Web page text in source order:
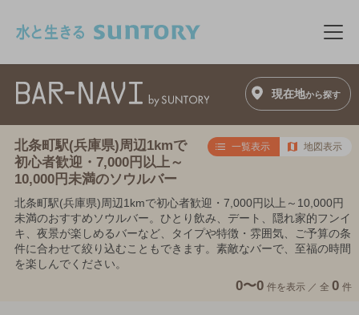
メ
現在地から探す
北条町駅(兵庫県)周辺1kmで
初心者歓迎・7,000円以上～
10,000円未満のソウルバー
一覧表示 地図表示
北条町駅(兵庫県)周辺1kmで初心者歓迎・7,000円以上～10,000円
未満のおすすめソウルバー。ひとり飲み、デート、隠れ家的フンイ
キ、夜景が楽しめるバーなど、タイプや特徴・雰囲気、ご予算の条
件に合わせて絞り込むこともできます。素敵なバーで、至福の時間
を楽しんでください。
0〜0 件を表示 ／ 全 0 件